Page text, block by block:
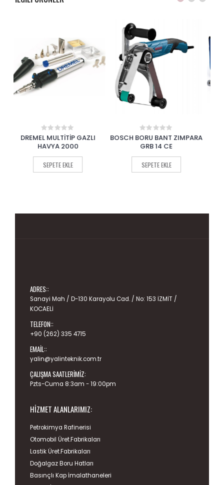
0
out
of
5
BOSCH BORU BANT ZIMPARA
GRB 14 CE
SEPETE EKLE
0
out
of
5
DREMEL EL MOTORU 4000
SEPETE EKLE
ADRES::
Sanayi Mah / D-130 Karayolu Cad. / No: 153 İZMİT /
KOCAELİ
TELEFON::
+90 (262) 335 4715
EMAIL::
yalin@yalinteknik.com.tr
ÇALIŞMA SAATLERIMIZ:
Pzts-Cuma 8:3am - 19:00pm
HIZMET ALANLARIMIZ:
Petrokimya Rafinerisi
Otomobil Üret.Fabrikaları
Lastik Üret.Fabrikaları
Doğalgaz Boru Hatları
Basınçlı Kap İmalathaneleri